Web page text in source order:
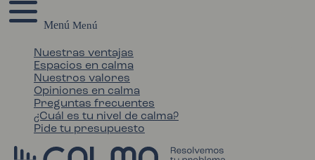
Menú
Nuestras ventajas
Espacios en calma
Nuestros valores
Opiniones en calma
Preguntas frecuentes
¿Cuál es tu nivel de calma?
Pide tu presupuesto